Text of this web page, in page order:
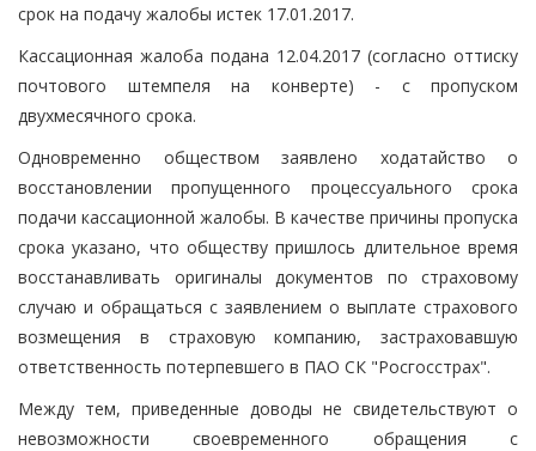
срок на подачу жалобы истек 17.01.2017.
Кассационная жалоба подана 12.04.2017 (согласно оттиску
почтового штемпеля на конверте) - с пропуском
двухмесячного срока.
Одновременно обществом заявлено ходатайство о
восстановлении пропущенного процессуального срока
подачи кассационной жалобы. В качестве причины пропуска
срока указано, что обществу пришлось длительное время
восстанавливать оригиналы документов по страховому
случаю и обращаться с заявлением о выплате страхового
возмещения в страховую компанию, застраховавшую
ответственность потерпевшего в ПАО СК "Росгосстрах".
Между тем, приведенные доводы не свидетельствуют о
невозможности своевременного обращения с